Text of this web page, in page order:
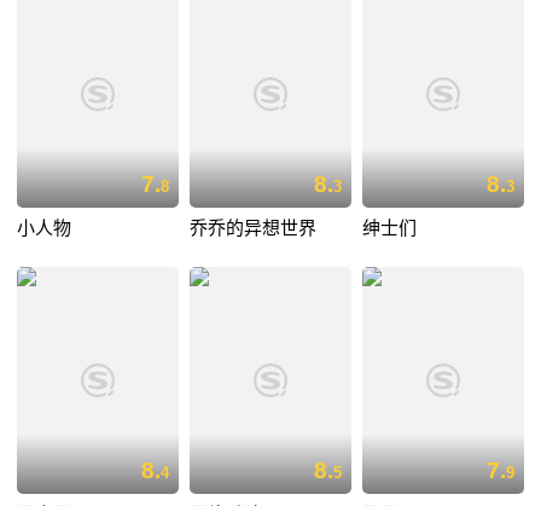
7.8
小人物
8.3
乔乔的异想世界
8.3
绅士们
8.4 8.5 7.9